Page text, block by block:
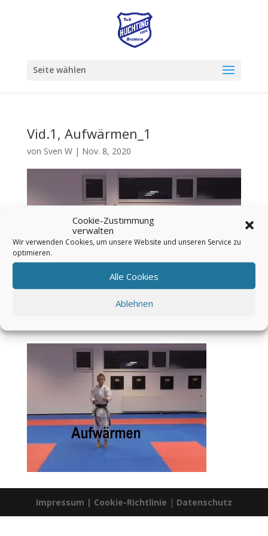
Cookie-Zustimmung
verwalten
Wir verwenden Cookies, um unsere Website und unseren Service zu
optimieren.
Alle Cookies
Ablehnen
Seite wählen
Vid.1, Aufwärmen_1
von Sven W| Nov. 8, 2020
Impressum | Cookie-Richtlinie | Datenschutz